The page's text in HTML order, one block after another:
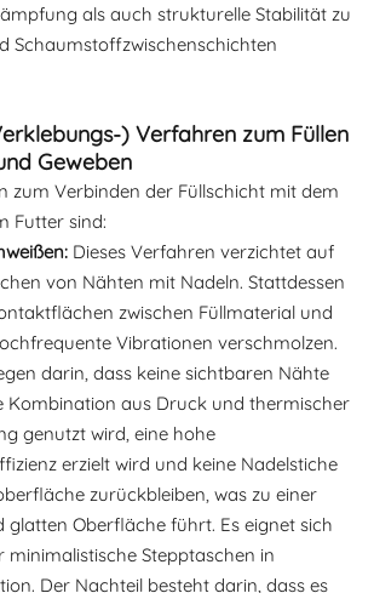
als auch strukturelle Stabilität zu
Schaumstoffzwischenschichten
) Verfahren zum Füllen
Geweben
zum Verbinden der Füllschicht mit dem
Futter sind:
Dieses Verfahren verzichtet auf
von Nähten mit Nadeln. Stattdessen
zwischen Füllmaterial und
Vibrationen verschmolzen.
darin, dass keine sichtbaren Nähte
Kombination aus Druck und thermischer
genutzt wird, eine hohe
erzielt wird und keine Nadelstiche
zurückbleiben, was zu einer
glatten Oberfläche führt. Es eignet sich
minimalistische Stepptaschen in
Der Nachteil besteht darin, dass es